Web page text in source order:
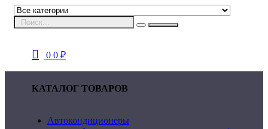
0 0 ₽
КАТАЛОГ ТОВАРОВ
Автокондиционеры